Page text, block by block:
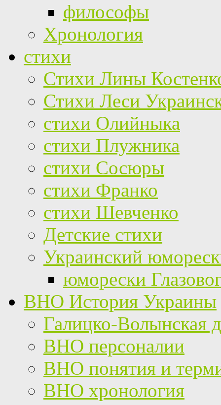
философы
Хронология
стихи
Стихи Лины
Стихи Леси
стихи Олийныка
стихи Плужника
стихи Сосюры
стихи Франко
стихи Шевченко
Детские стихи
Украинский
юморески
ВНО История Украины
Галицко-Волынская
ВНО персоналии
ВНО понятия и
ВНО хронология